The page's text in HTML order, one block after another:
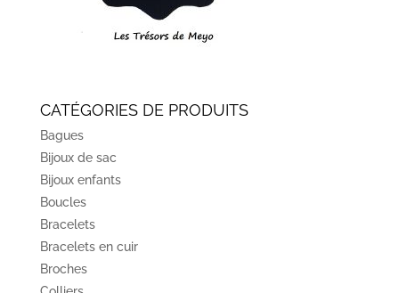
CATÉGORIES DE PRODUITS
Bagues
Bijoux de sac
Bijoux enfants
Boucles
Bracelets
Bracelets en cuir
Broches